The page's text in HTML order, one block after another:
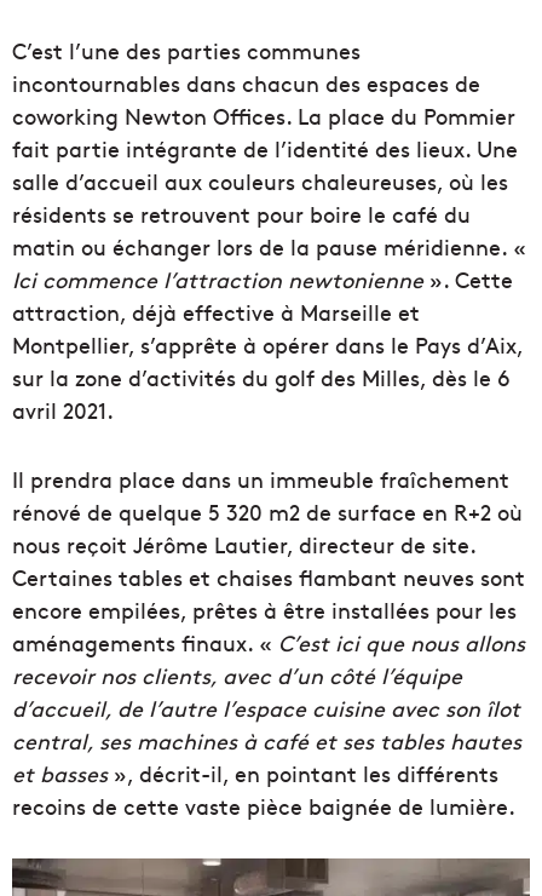
C’est l’une des parties communes
incontournables dans chacun des espaces de
coworking Newton Offices. La place du Pommier
fait partie intégrante de l’identité des lieux. Une
salle d’accueil aux couleurs chaleureuses, où les
résidents se retrouvent pour boire le café du
matin ou échanger lors de la pause méridienne. «
Ici commence l’attraction newtonienne». Cette
attraction, déjà effective à Marseille et
Montpellier, s’apprête à opérer dans le Pays d’Aix,
sur la zone d’activités du golf des Milles, dès le 6
avril 2021.
Il prendra place dans un immeuble fraîchement
rénové de quelque 5 320 m2 de surface en R+2 où
nous reçoit Jérôme Lautier, directeur de site.
Certaines tables et chaises flambant neuves sont
encore empilées, prêtes à être installées pour les
aménagements finaux. « C’est ici que nous allons
recevoir nos clients, avec d’un côté l’équipe
d’accueil, de l’autre l’espace cuisine avec son îlot
central, ses machines à café et ses tables hautes
et basses», décrit-il, en pointant les différents
recoins de cette vaste pièce baignée de lumière.